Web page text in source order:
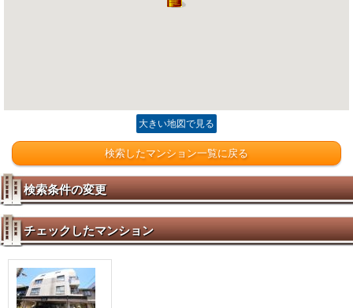
大きい地図で見る
検索したマンション一覧に戻る
検索条件の変更
チェックしたマンション